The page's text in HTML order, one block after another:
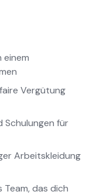
einem
Vergütung
Schulungen für
Arbeitskleidung
Team, das dich